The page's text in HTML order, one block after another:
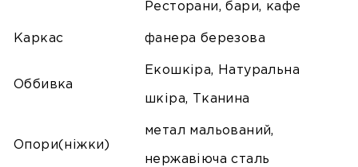
Ресторани, бари, кафе
Каркас фанера березова
Оббивка
Екошкіра, Натуральна
шкіра, Тканина
Опори(ніжки)
метал мальований,
нержавіюча сталь